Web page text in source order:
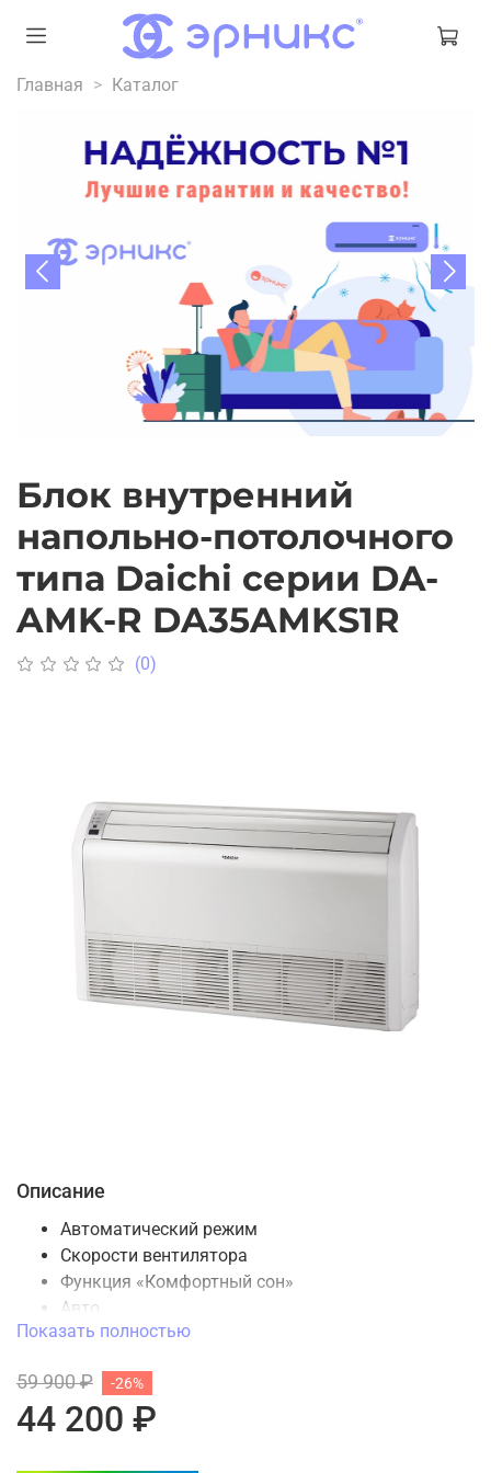
Главная Каталог
Блок внутренний
напольно-потолочного
типа Daichi серии DA-
AMK-R DA35AMKS1R
(0)
Описание
Автоматический режим
Скорости вентилятора
Функция «Комфортный сон»
Авто
Режим осушения воздуха
Локальный комфорт
Турбо
Протяженный воздушный поток
Показать полностью
59 900 ₽
44 200 ₽
-26%